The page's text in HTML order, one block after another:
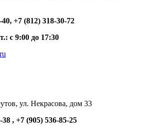
+7 (812) 318-30-72
с 9:00 до 17:30
ул. Некрасова, дом 33
, +7 (905) 536-85-25